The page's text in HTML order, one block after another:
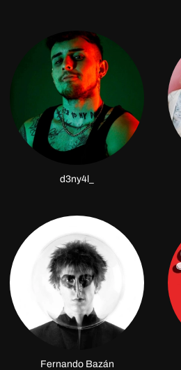
d3ny4l_
Fernando Bazán